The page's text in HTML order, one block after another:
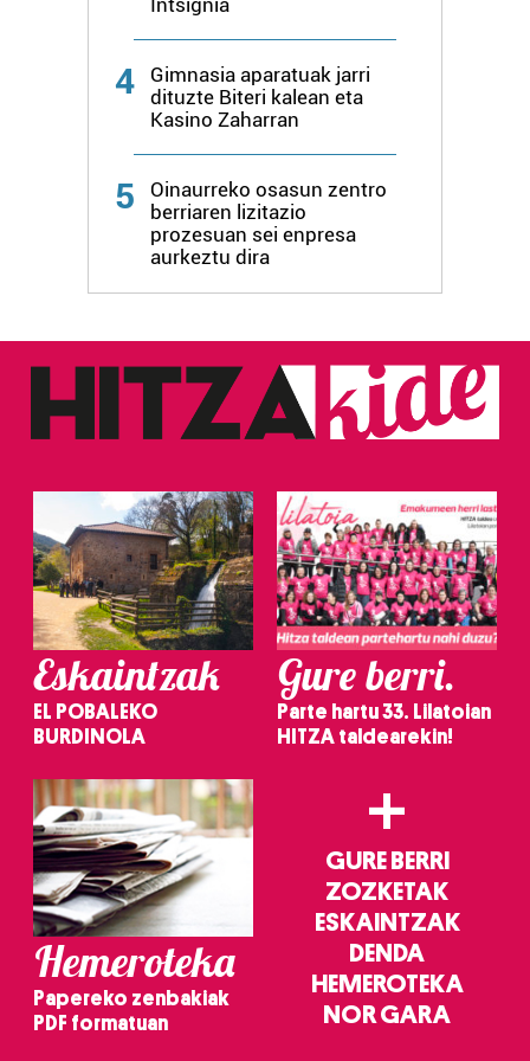
Intsignia
4
Gimnasia aparatuak jarri
dituzte Biteri kalean eta
Kasino Zaharran
5
Oinaurreko osasun zentro
berriaren lizitazio
prozesuan sei enpresa
aurkeztu dira
Eskaintzak
EL POBALEKO
BURDINOLA
Gure berri.
Parte hartu 33. Lilatoian
HITZA taldearekin!
Hemeroteka
Papereko zenbakiak
PDF formatuan
+
GURE BERRI
ZOZKETAK
ESKAINTZAK
DENDA
HEMEROTEKA
NOR GARA